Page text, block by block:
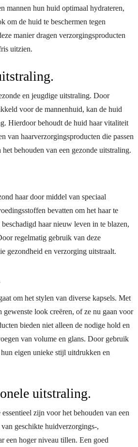
mannen hun huid optimaal hydrateren,
om de huid te beschermen tegen
manier dragen verzorgingsproducten
uitzien.
en jeugdige uitstraling. Door
voor de mannenhuid, kan de huid
Hierdoor behoudt de huid haar vitaliteit
van haarverzorgingsproducten die passen
behouden van een gezonde uitstraling.
haar door middel van speciaal
bevatten om het haar te
haar nieuw leven in te blazen,
regelmatig gebruik van deze
gezondheid en verzorging uitstraalt.
om het stylen van diverse kapsels. Met
look creëren, of ze nu gaan voor
bieden niet alleen de nodige hold en
van volume en glans. Door gebruik
eigen unieke stijl uitdrukken en
uitstraling.
zijn voor het behouden van een
geschikte huidverzorgings-,
een hoger niveau tillen. Een goed